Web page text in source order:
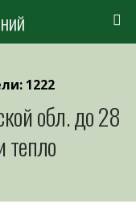
1222
обл. до 28
тепло